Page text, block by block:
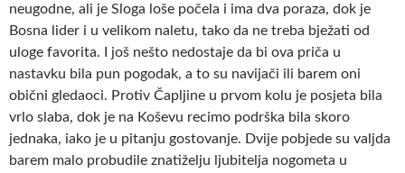
neugodne, ali je Sloga loše počela i ima dva poraza, dok je
Bosna lider i u velikom naletu, tako da ne treba bježati od
uloge favorita. I još nešto nedostaje da bi ova priča u
nastavku bila pun pogodak, a to su navijači ili barem oni
obični gledaoci. Protiv Čapljine u prvom kolu je posjeta bila
vrlo slaba, dok je na Koševu recimo podrška bila skoro
jednaka, iako je u pitanju gostovanje. Dvije pobjede su valjda
barem malo probudile znatiželju ljubitelja nogometa u